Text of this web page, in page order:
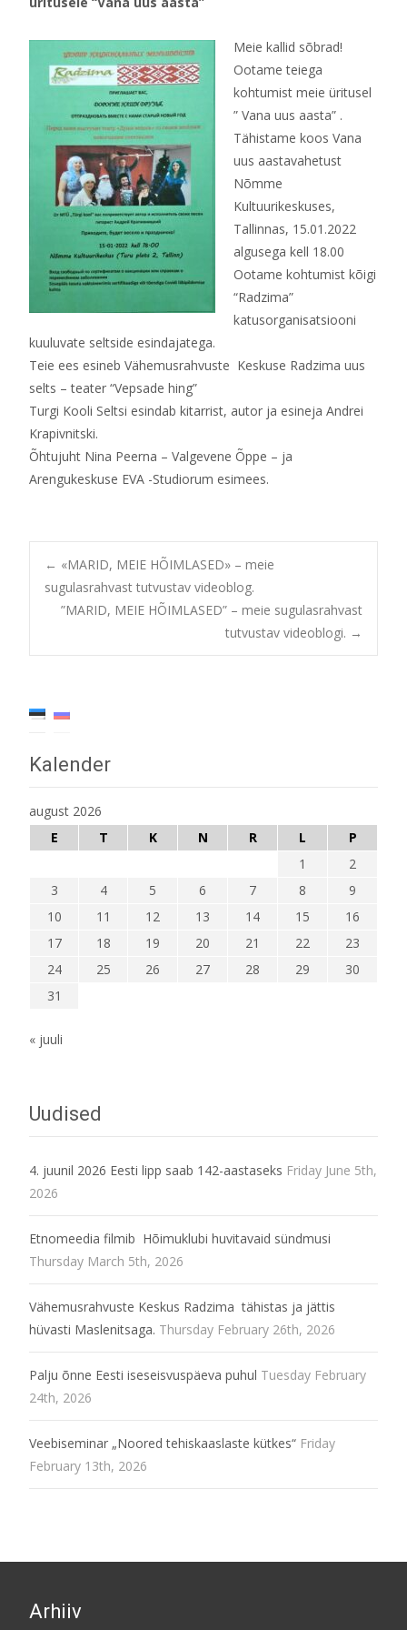
Meie kallid sõbrad!
Ootame teiega
kohtumist meie üritusel
” Vana uus aasta” .
Tähistame koos Vana
uus aastavahetust
Nõmme
Kultuurikeskuses,
Tallinnas, 15.01.2022
algusega kell 18.00
Ootame kohtumist kõigi
“Radzima”
katusorganisatsiooni
kuuluvate seltside esindajatega.
Teie ees esineb Vähemusrahvuste Keskuse Radzima uus
selts – teater “Vepsade hing”
Turgi Kooli Seltsi esindab kitarrist, autor ja esineja Andrei
Krapivnitski.
Õhtujuht Nina Peerna – Valgevene Õppe – ja
Arengukeskuse EVA -Studiorum esimees.
Post
navigation
← «MARID, MEIE HÕIMLASED» – meie
sugulasrahvast tutvustav videoblog.
”MARID, MEIE HÕIMLASED” – meie sugulasrahvast
tutvustav videoblogi. →
Kalender
august 2026
E
T K N R L
P
1
2
3
4 5 6 7 8
9
10
11 12 13 14 15
16
17
18 19 20 21 22
23
24
25 26 27 28 29
30
31
« juuli
Uudised
4. juunil 2026 Eesti lipp saab 142-aastaseks Friday June 5th,
2026
Etnomeedia filmib Hõimuklubi huvitavaid sündmusi
Thursday March 5th, 2026
Vähemusrahvuste Keskus Radzima tähistas ja jättis
hüvasti Maslenitsaga. Thursday February 26th, 2026
Palju õnne Eesti iseseisvuspäeva puhul Tuesday February
24th, 2026
Veebiseminar „Noored tehiskaaslaste kütkes“ Friday
February 13th, 2026
Arhiiv